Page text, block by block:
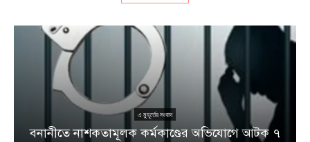
এ মুহূর্তের সংবাদ
বনানীতে নাশকতামূলক কর্মকাণ্ডের অভিযোগে আটক ৭